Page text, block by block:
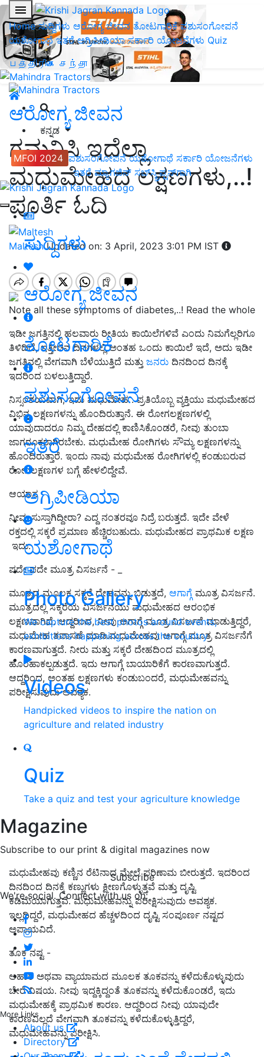
Home ಸುದ್ದಿಗಳು ಆರೋಗ್ಯ ಜೀವನ ತೋಟಗಾರಿಕೆಪಶುಸಂಗೋಪನೆ
ಯಶೋಗಾಥೆ ಇತರೆ ಅಗ್ರಿಪೀಡಿಯಾ ಸರ್ಕಾರಿ ಯೋಜನೆಗಳು Quiz
பத்திரிகை சந்தா
ಕನ್ನಡ
MFOI 2024 ಪಶುಸಂಗೋಪನೆ ಯಶೋಗಾಥೆ ಸರ್ಕಾರಿ ಯೋಜನೆಗಳು
ಇತರೆ ಮ್ಯಾಗಜಿನ್‌ ಸಬ್‌ಸ್ಕ್ರಿಪ್ಷನ್‌ಗಾಗಿ
ಸುದ್ದಿಗಳು
ಆರೋಗ್ಯ ಜೀವನ
ತೋಟಗಾರಿಕೆ
ಪಶುಸಂಗೋಪನೆ
ಇತರೆ
ಅಗ್ರಿಪೀಡಿಯಾ
ಯಶೋಗಾಥೆ
Photo Gallery
We capture the best photos around events,
exhibitions happening across the country
Videos
Handpicked videos to inspire the nation on
agriculture and related industry
Quiz
Take a quiz and test your agriculture knowledge
Magazine
Subscribe to our print & digital magazines now
Subscribe
We're social. Connect with us on:
More Links
About us
Directory
ಆರೋಗ್ಯ ಜೀವನ
ಗಮನಿಸಿ ಇದೆಲ್ಲಾ
ಮಧುಮೇಹದ ಲಕ್ಷಣಗಳು,..!
ಪೂರ್ತಿ ಓದಿ
MalteshUpdated on: 3 April, 2023 3:01 PM IST
Note all these symptoms of diabetes,..! Read the whole
ಇಡೀ ಜಗತ್ತಿನಲ್ಲಿ ಹಲವಾರು ರೀತಿಯ ಕಾಯಿಲೆಗಳಿವೆ ಎಂದು ನಿಮಗೆಲ್ಲರಿಗೂ
ತಿಳಿದಿದೆ, ಇತ್ತೀಚಿನ ದಿನಗಳಲ್ಲಿ ಅಂತಹ ಒಂದು ಕಾಯಿಲೆ ಇದೆ, ಅದು ಇಡೀ
ಜಗತ್ತಿನಲ್ಲಿ ವೇಗವಾಗಿ ಬೆಳೆಯುತ್ತಿದೆ ಮತ್ತು ಜನರು ದಿನದಿಂದ ದಿನಕ್ಕೆ
ಇದರಿಂದ ಬಳಲುತ್ತಿದ್ದಾರೆ.
ನಿಸ್ಸಂಶಯವಾಗಿ, ಇದು ಮಧುಮೇಹ . ಪ್ರತಿಯೊಬ್ಬ ವ್ಯಕ್ತಿಯು ಮಧುಮೇಹದ
ವಿಭಿನ್ನ ಲಕ್ಷಣಗಳನ್ನು ಹೊಂದಿರುತ್ತಾನೆ. ಈ ರೋಗಲಕ್ಷಣಗಳಲ್ಲಿ
ಯಾವುದಾದರೂ ನಿಮ್ಮ ದೇಹದಲ್ಲಿ ಕಾಣಿಸಿಕೊಂಡರೆ, ನೀವು ತುಂಬಾ
ಜಾಗರೂಕರಾಗಿರಬೇಕು. ಮಧುಮೇಹ ರೋಗಿಗಳು ಸೌಮ್ಯ ಲಕ್ಷಣಗಳನ್ನು
ಹೊಂದಿರುತ್ತಾರೆ. ಇಂದು ನಾವು ಮಧುಮೇಹ ರೋಗಿಗಳಲ್ಲಿ ಕಂಡುಬರುವ
ರೋಗಲಕ್ಷಣಗಳ ಬಗ್ಗೆ ಹೇಳಲಿದ್ದೇವೆ.
ಆಯಾಸ
ನೀವು ಸುಸ್ತಾಗಿದ್ದೀರಾ? ಎದ್ದ ನಂತರವೂ ನಿದ್ರೆ ಬರುತ್ತದೆ. ಇದೇ ವೇಳೆ
ರಕ್ತದಲ್ಲಿ ಸಕ್ಕರೆ ಪ್ರಮಾಣ ಹೆಚ್ಚಿರಬಹುದು. ಮಧುಮೇಹದ ಪ್ರಾಥಮಿಕ ಲಕ್ಷಣ
ಇದು.
ಪದೇ ಪದೇ ಮೂತ್ರ ವಿಸರ್ಜನೆ - _
ಮೂತ್ರದ ಮೂಲಕ ಸಕ್ಕರೆ ದೇಹವನ್ನು ಬಿಡುತ್ತದೆ, ಆಗಾಗ್ಗೆ ಮೂತ್ರ ವಿಸರ್ಜನೆ.
ಮೂತ್ರದಲ್ಲಿ ಸಕ್ಕರೆಯ ವಿಸರ್ಜನೆಯು ಮಧುಮೇಹದ ಆರಂಭಿಕ
ಲಕ್ಷಣವಾಗಿದೆ. ಆದ್ದರಿಂದ, ನೀವು ಆಗಾಗ್ಗೆ ಮೂತ್ರ ವಿಸರ್ಜನೆ ಮಾಡುತ್ತಿದ್ದರೆ,
ಮಧುಮೇಹ ತಪಾಸಣೆ ಮಾಡಿ.ಮಧುಮೇಹವು ಆಗಾಗ್ಗೆ ಮೂತ್ರ ವಿಸರ್ಜನೆಗೆ
ಕಾರಣವಾಗುತ್ತದೆ. ನೀರು ಮತ್ತು ಸಕ್ಕರೆ ದೇಹದಿಂದ ಮೂತ್ರದಲ್ಲಿ
ಹೊರಹಾಕಲ್ಪಡುತ್ತದೆ. ಇದು ಆಗಾಗ್ಗೆ ಬಾಯಾರಿಕೆಗೆ ಕಾರಣವಾಗುತ್ತದೆ.
ಆದ್ದರಿಂದ, ಅಂತಹ ಲಕ್ಷಣಗಳು ಕಂಡುಬಂದರೆ, ಮಧುಮೇಹವನ್ನು
ಪರೀಕ್ಷಿಸುವುದು ಅವಶ್ಯಕ.
ಮಧುಮೇಹವು ಕಣ್ಣಿನ ರೆಟಿನಾದ ಮೇಲೆ ಪರಿಣಾಮ ಬೀರುತ್ತದೆ. ಇದರಿಂದ
ದಿನದಿಂದ ದಿನಕ್ಕೆ ಕಣ್ಣುಗಳು ಕ್ಷೀಣಗೊಳ್ಳುತ್ತವೆ ಮತ್ತು ದೃಷ್ಟಿ
ಕಡಿಮೆಯಾಗುತ್ತವೆ. ಮಧುಮೇಹವನ್ನು ಪರೀಕ್ಷಿಸುವುದು ಅವಶ್ಯಕ.
ಇಲ್ಲದಿದ್ದರೆ, ಮಧುಮೇಹದ ಹೆಚ್ಚಳದಿಂದ ದೃಷ್ಟಿ ಸಂಪೂರ್ಣ ನಷ್ಟದ
ಅಪಾಯವಿದೆ.
ತೂಕ ನಷ್ಟ -
ಆಹಾರ ಅಥವಾ ವ್ಯಾಯಾಮದ ಮೂಲಕ ತೂಕವನ್ನು ಕಳೆದುಕೊಳ್ಳುವುದು
ಬೇರೆ ವಿಷಯ. ನೀವು ಇದ್ದಕ್ಕಿದ್ದಂತೆ ತೂಕವನ್ನು ಕಳೆದುಕೊಂಡರೆ, ಇದು
ಮಧುಮೇಹಕ್ಕೆ ಪ್ರಾಥಮಿಕ ಕಾರಣ. ಆದ್ದರಿಂದ ನೀವು ಯಾವುದೇ
ಕಾರಣವಿಲ್ಲದೆ ವೇಗವಾಗಿ ತೂಕವನ್ನು ಕಳೆದುಕೊಳ್ಳುತ್ತಿದ್ದರೆ,
ಮಧುಮೇಹವನ್ನು ಪರೀಕ್ಷಿಸಿ.